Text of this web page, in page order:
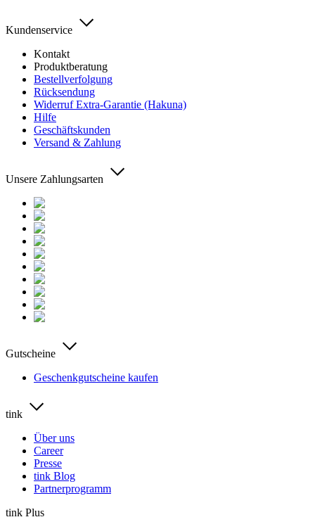
Kundenservice
Kontakt
Produktberatung
Bestellverfolgung
Rücksendung
Widerruf Extra-Garantie (Hakuna)
Hilfe
Geschäftskunden
Versand & Zahlung
Unsere Zahlungsarten
Gutscheine
Geschenkgutscheine kaufen
tink
Über uns
Career
Presse
tink Blog
Partnerprogramm
tink Plus